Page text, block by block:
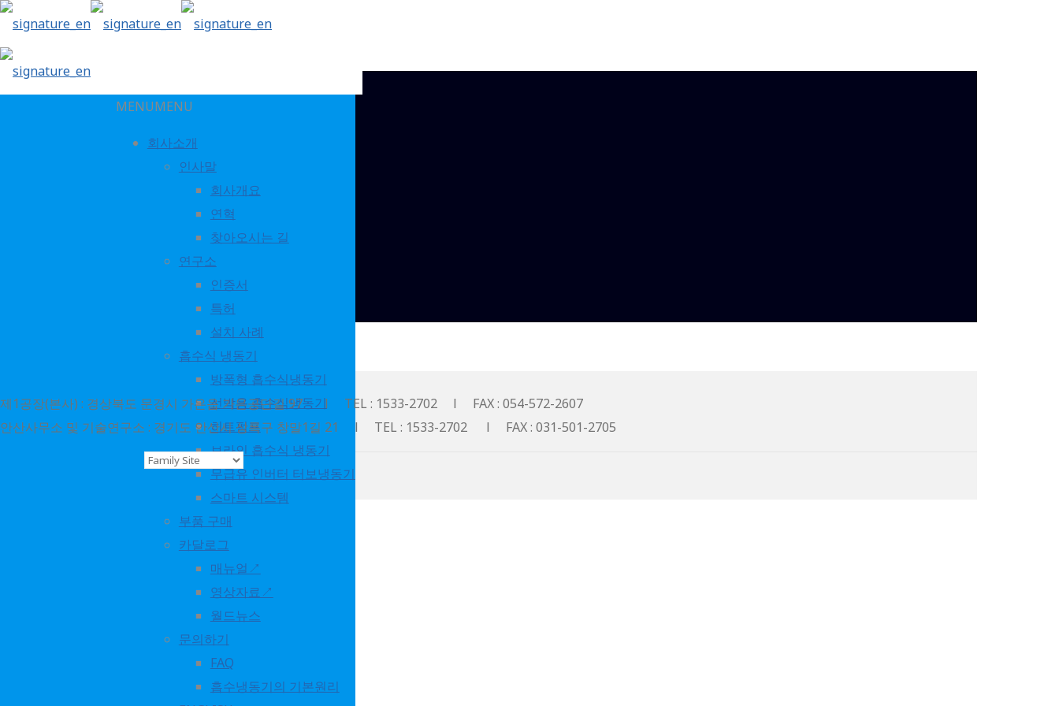
MENUMENU
회사소개
인사말
회사개요
연혁
찾아오시는 길
연구소
인증서
특허
설치 사례
흡수식 냉동기
방폭형 흡수식냉동기
선박용 흡수식냉동기
히트펌프
브라인 흡수식 냉동기
무급유 인버터 터보냉동기
스마트 시스템
부품 구매
카달로그
매뉴얼↗
영상자료↗
월드뉴스
문의하기
FAQ
흡수냉동기의 기본원리
제1공장(본사) : 경상북도 문경시 가은읍 가은공단길 97 l TEL : 1533-2702 l FAX : 054-572-2607
안산사무소 및 기술연구소 : 경기도 안산시 상록구 창말1길 21 l TEL : 1533-2702 l FAX : 031-501-2705